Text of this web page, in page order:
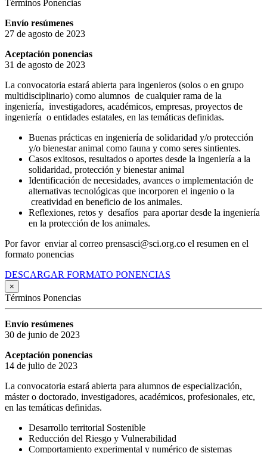
Términos Ponencias
Envío resúmenes
27 de agosto de 2023
Aceptación ponencias
31 de agosto de 2023
La convocatoria estará abierta para ingenieros (solos o en grupo
multidisciplinario) como alumnos de cualquier rama de la
ingeniería, investigadores, académicos, empresas, proyectos de
ingeniería o entidades estatales, en las temáticas definidas.
Buenas prácticas en ingeniería de solidaridad y/o protección
y/o bienestar animal como fauna y como seres sintientes.
Casos exitosos, resultados o aportes desde la ingeniería a la
solidaridad, protección y bienestar animal
Identificación de necesidades, avances o implementación de
alternativas tecnológicas que incorporen el ingenio o la
creatividad en beneficio de los animales.
Reflexiones, retos y desafíos para aportar desde la ingeniería
en la protección de los animales.
Por favor enviar al correo prensasci@sci.org.co el resumen en el
formato ponencias
DESCARGAR FORMATO PONENCIAS
×
Términos Ponencias
Envío resúmenes
30 de junio de 2023
Aceptación ponencias
14 de julio de 2023
La convocatoria estará abierta para alumnos de especialización,
máster o doctorado, investigadores, académicos, profesionales, etc,
en las temáticas definidas.
Desarrollo territorial Sostenible
Reducción del Riesgo y Vulnerabilidad
Comportamiento experimental y numérico de sistemas